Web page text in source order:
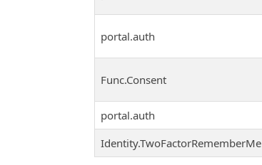
portal.auth
Func.Consent
portal.auth
Identity.TwoFactorRememberMe